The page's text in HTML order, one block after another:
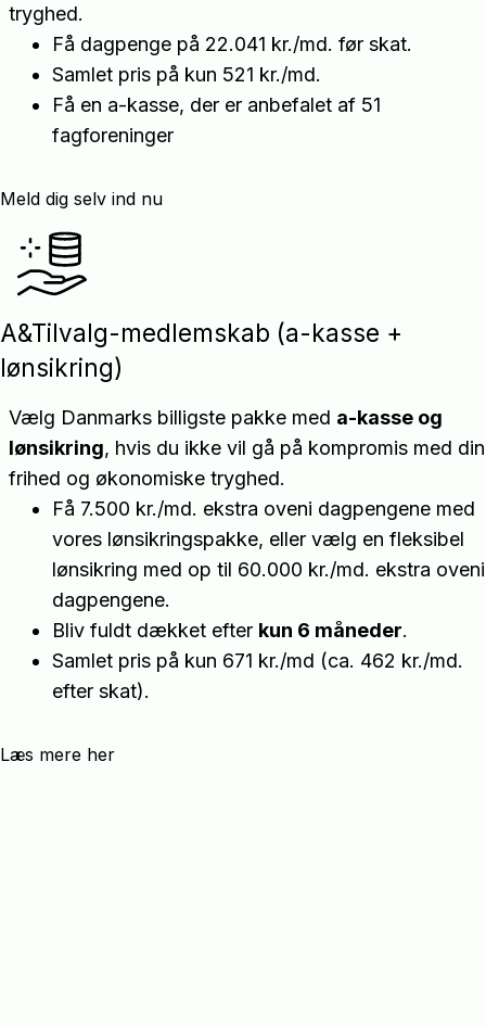
tryghed.
Få dagpenge på 22.041 kr./md. før skat.
Samlet pris på kun 521 kr./md.
Få en a-kasse, der er anbefalet af 51
fagforeninger
Meld dig selv ind nu
A&Tilvalg-medlemskab (a-kasse +
lønsikring)
Vælg Danmarks billigste pakke med a-kasse og
lønsikring, hvis du ikke vil gå på kompromis med din
frihed og økonomiske tryghed.
Få 7.500 kr./md. ekstra oveni dagpengene med
vores lønsikringspakke, eller vælg en fleksibel
lønsikring med op til 60.000 kr./md. ekstra oveni
dagpengene.
Bliv fuldt dækket efter kun 6 måneder.
Samlet pris på kun 671 kr./md (ca. 462 kr./md.
efter skat).
Læs mere her